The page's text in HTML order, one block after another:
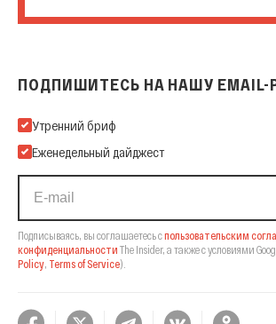
ПОДПИШИТЕСЬ НА НАШУ
Подпишитесь на нашу Email-рассылку
Утренний бриф
Еженедельный дайджест
Подписываясь, вы соглашаетесь спользовательским
конфиденциальности The Insider, а также с условиями
Policy Terms of Service).